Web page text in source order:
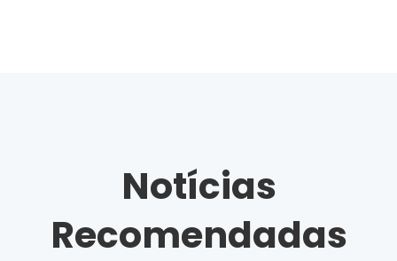
Notícias
Recomendadas